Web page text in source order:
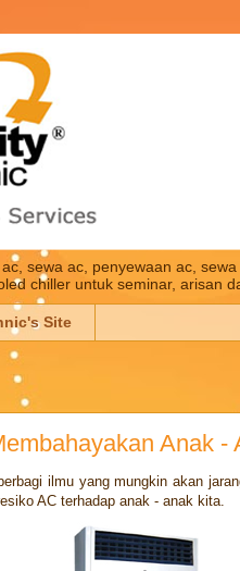
sewa ac, penyewaan ac,
chiller untuk seminar, arisan
Site
Anak -
ilmu yang mungkin akan
AC terhadap anak - anak kita.